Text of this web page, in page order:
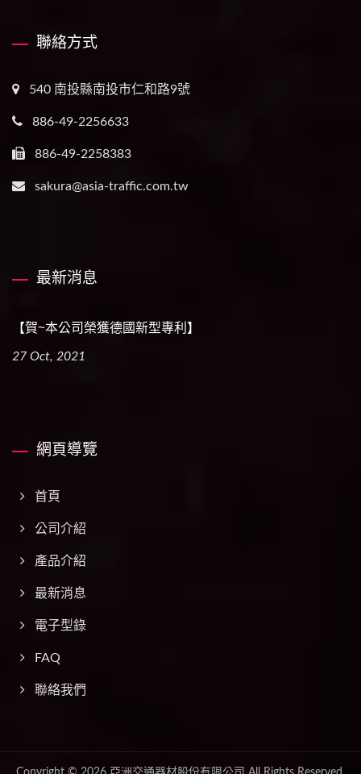
聯絡方式
540 南投縣南投市仁和路9號
886-49-2256633
886-49-2258383
sakura@asia-traffic.com.tw
最新消息
【賀~本公司榮獲德國新型專利】
27 Oct, 2021
網頁導覽
首頁
公司介紹
產品介紹
最新消息
電子型錄
FAQ
聯絡我們